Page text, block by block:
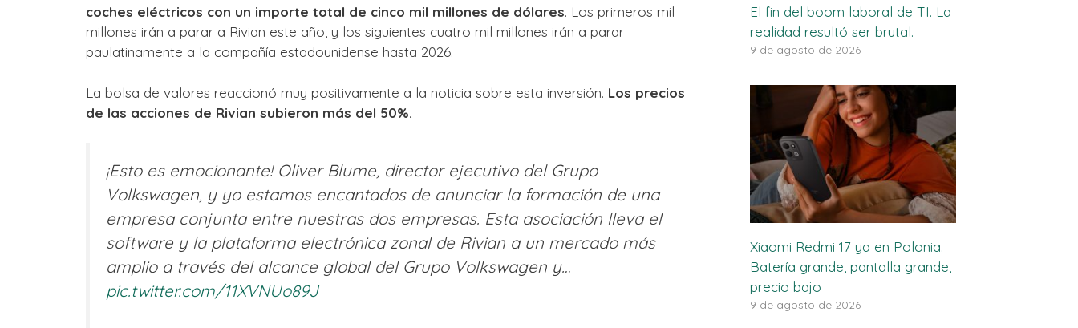
coches eléctricos con un importe total de cinco mil millones de dólares. Los primeros mil
millones irán a parar a Rivian este año, y los siguientes cuatro mil millones irán a parar
paulatinamente a la compañía estadounidense hasta 2026.
La bolsa de valores reaccionó muy positivamente a la noticia sobre esta inversión. Los precios
de las acciones de Rivian subieron más del 50%.
¡Esto es emocionante! Oliver Blume, director ejecutivo del Grupo
Volkswagen, y yo estamos encantados de anunciar la formación de una
empresa conjunta entre nuestras dos empresas. Esta asociación lleva el
software y la plataforma electrónica zonal de Rivian a un mercado más
amplio a través del alcance global del Grupo Volkswagen y…
pic.twitter.com/11XVNUo89J
El fin del boom laboral de TI. La
realidad resultó ser brutal.
9 de agosto de 2026
Xiaomi Redmi 17 ya en Polonia.
Batería grande, pantalla grande,
precio bajo
9 de agosto de 2026